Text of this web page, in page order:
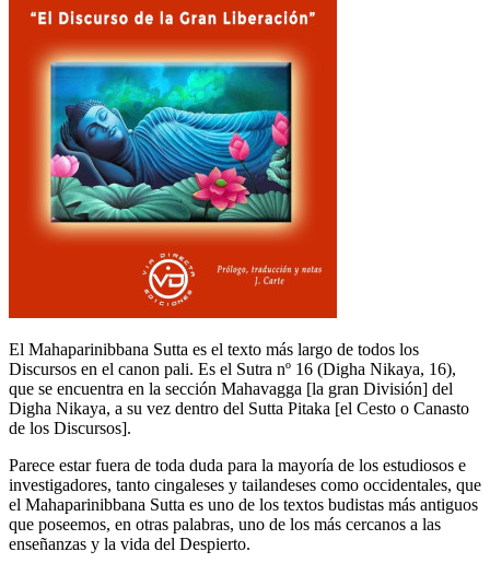
El Mahaparinibbana Sutta es el texto más largo de todos los
Discursos en el canon pali. Es el Sutra nº 16 (Digha Nikaya, 16),
que se encuentra en la sección Mahavagga [la gran División] del
Digha Nikaya, a su vez dentro del Sutta Pitaka [el Cesto o Canasto
de los Discursos].
Parece estar fuera de toda duda para la mayoría de los estudiosos e
investigadores, tanto cingaleses y tailandeses como occidentales, que
el Mahaparinibbana Sutta es uno de los textos budistas más antiguos
que poseemos, en otras palabras, uno de los más cercanos a las
enseñanzas y la vida del Despierto.